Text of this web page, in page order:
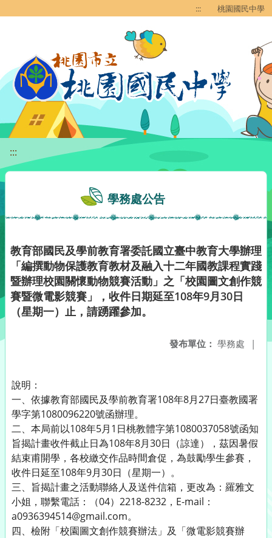
::: 桃園國民中學
:::
學務處公告
教育部國民及學前教育署委託國立臺中教育大學辦理
「編撰動物保護教育教材及融入十二年國教課程實踐
暨辦理校園關懷動物競賽活動」之「校園圖文創作競
賽暨微電影競賽」，收件日期延至108年9月30日
（星期一）止，請踴躍參加。
發布單位： 學務處 |
說明：
一、依據教育部國民及學前教育署108年8月27日臺教國署
學字第1080096220號函辦理。
二、本局前以108年5月1日桃教體字第1080037058號函知
旨揭計畫收件截止日為108年8月30日（諒達），茲因暑假
結束甫開學，各校繳交作品時間倉促，為鼓勵學生參賽，
收件日延至108年9月30日（星期一）。
三、旨揭計畫之活動聯絡人及送件信箱，更改為：羅雅文
小姐，聯繫電話：（04）2218-8232，E-mail：
a0936394514@gmail.com。
四、檢附「校園圖文創作競賽辦法」及「微電影競賽辦